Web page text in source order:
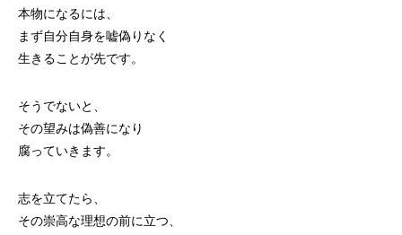
本物になるには、
まず自分自身を嘘偽りなく
生きることが先です。
そうでないと、
その望みは偽善になり
腐っていきます。
志を立てたら、
その崇高な理想の前に立つ、